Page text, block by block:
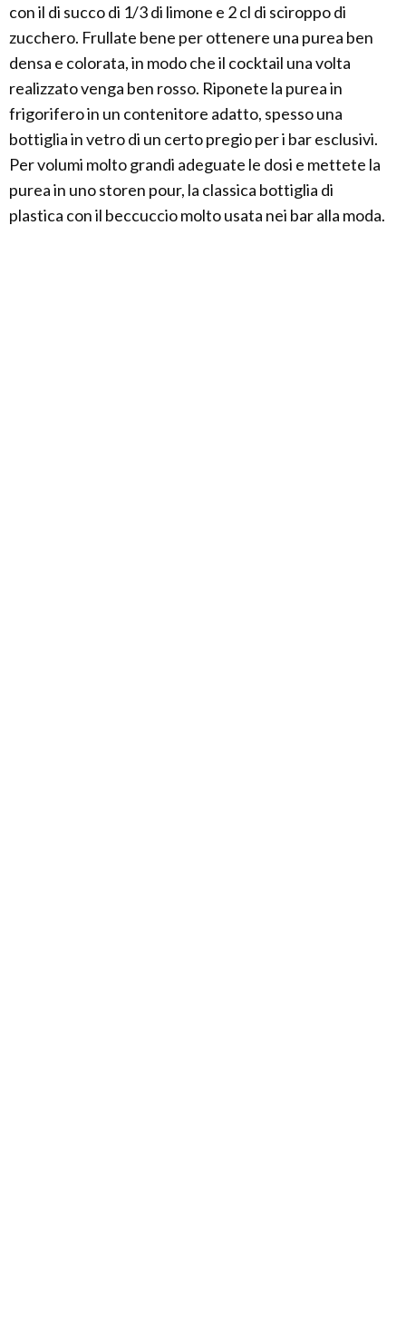
con il di succo di 1/3 di limone e 2 cl di sciroppo di
zucchero. Frullate bene per ottenere una purea ben
densa e colorata, in modo che il cocktail una volta
realizzato venga ben rosso. Riponete la purea in
frigorifero in un contenitore adatto, spesso una
bottiglia in vetro di un certo pregio per i bar esclusivi.
Per volumi molto grandi adeguate le dosi e mettete la
purea in uno storen pour, la classica bottiglia di
plastica con il beccuccio molto usata nei bar alla moda.